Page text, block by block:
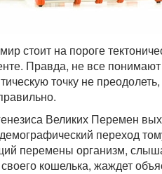
стоит на пороге
Правда, не все
точку не
Великих Перемен
переход
перемены организм,
кошелька, жаждет